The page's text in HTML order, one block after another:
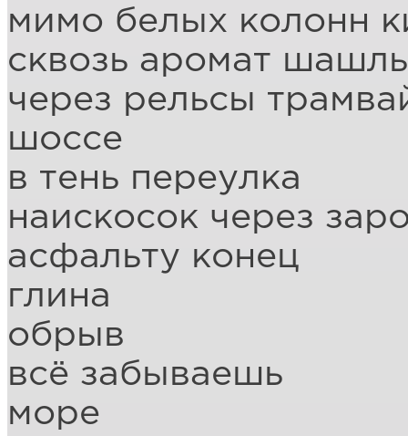
мимо белых колонн
сквозь аромат
через рельсы
шоссе
в тень переулка
наискосок через
асфальту конец
глина
обрыв
всё забываешь
море